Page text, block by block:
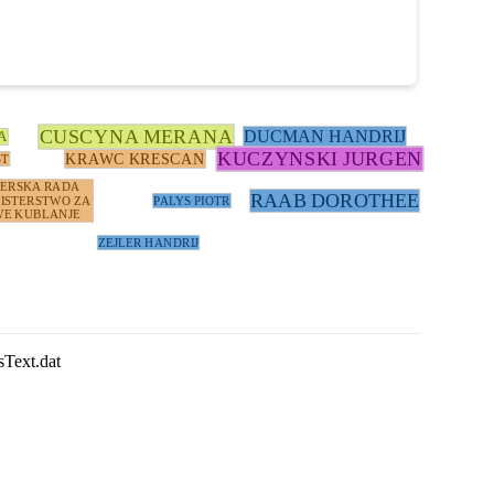
CUSCYNA MERANA DUCMAN HANDRIJ
KRAWC KRESCAN KUCZYNSKI JURGEN
RADA
ZA
KUBLANJE
PALYS PIOTR RAAB DOROTHEE
ZEJLER HANDRIJ